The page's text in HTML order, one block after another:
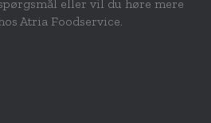
eller vil du høre mere
Atria Foodservice.